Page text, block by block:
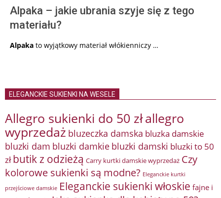
Alpaka – jakie ubrania szyje się z tego
materiału?
Alpaka to wyjątkowy materiał włókienniczy …
ELEGANCKIE SUKIENKI NA WESELE
Allegro sukienki do 50 złallegro
wyprzedaż bluzeczka damska bluzka damskie
bluzki dam bluzki damkie bluzki damski bluzki to 50
zł butik z odzieżą Carry kurtki damskie wyprzedaż Czy
kolorowe sukienki są modne? Eleganckie kurtki
przejściowe damskie Eleganckie sukienki włoskie fajne i